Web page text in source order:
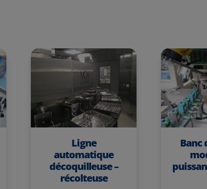
Ligne
automatique
décoquilleuse –
récolteuse
Banc